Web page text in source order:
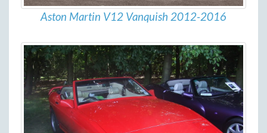
Aston Martin V12 Vanquish 2012-2016